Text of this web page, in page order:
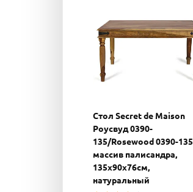
Стол Secret de Maison
Роусвуд 0390-
135/Rosewood 0390-135
массив палисандра,
135х90х76см,
натуральный